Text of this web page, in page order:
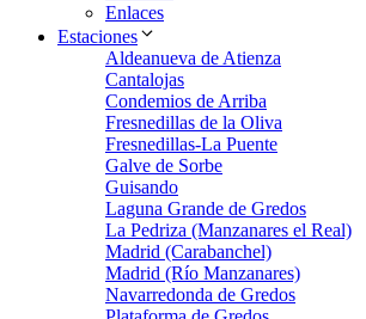
Enlaces
Estaciones
Aldeanueva de Atienza
Cantalojas
Condemios de Arriba
Fresnedillas de la Oliva
Fresnedillas-La Puente
Galve de Sorbe
Guisando
Laguna Grande de Gredos
La Pedriza (Manzanares el Real)
Madrid (Carabanchel)
Madrid (Río Manzanares)
Navarredonda de Gredos